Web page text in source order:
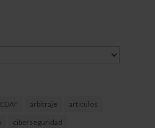
arbitraje
artículos
ciberseguridad